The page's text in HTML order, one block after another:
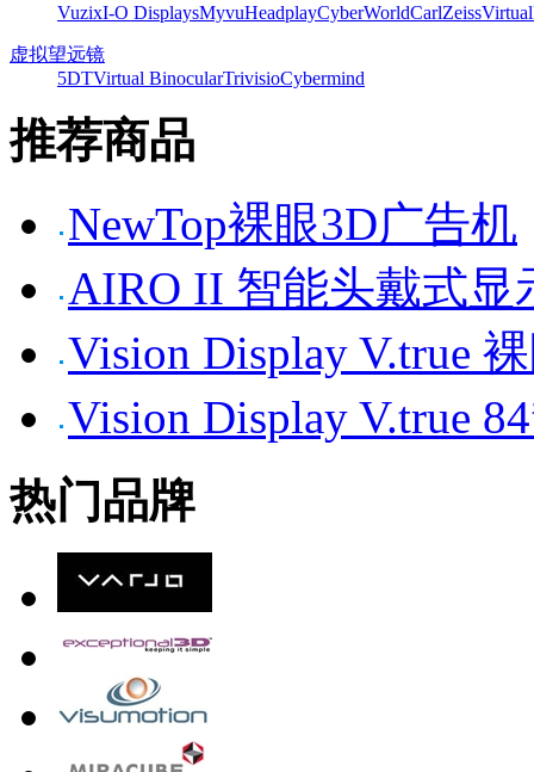
VuzixI-O DisplaysMyvuHeadplayCyberWorldCarlZeiss
虚拟望远镜
5DTVirtual BinocularTrivisioCybermind
推荐商品
NewTop裸眼3D广告机
AIRO II 智能头戴式显
Vision Display V.true
Vision Display V.true
热门品牌